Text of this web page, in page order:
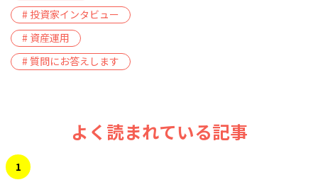
# 投資家インタビュー
# 資産運用
# 質問にお答えします
よく読まれている記事
1